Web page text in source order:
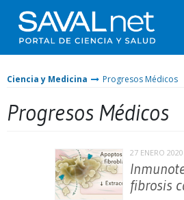
Ciencia y Medicina Progresos Médicos
Progresos Médicos
27 ENERO 2020
fibrosis